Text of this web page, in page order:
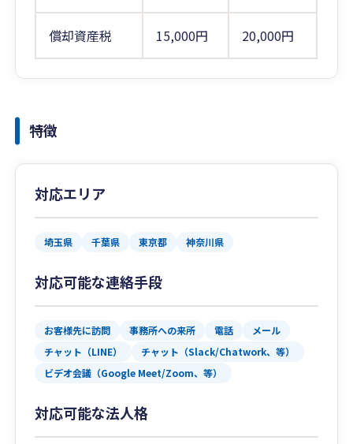
償却資産税 15,000円 20,000円
特徴
対応エリア
埼玉県 千葉県 東京都 神奈川県
対応可能な連絡手段
お客様先に訪問 事務所への来所 電話
メール
チャット（LINE）
チャット（Slack/Chatwork、等）
ビデオ会議（Google Meet/Zoom、等）
対応可能な法人格